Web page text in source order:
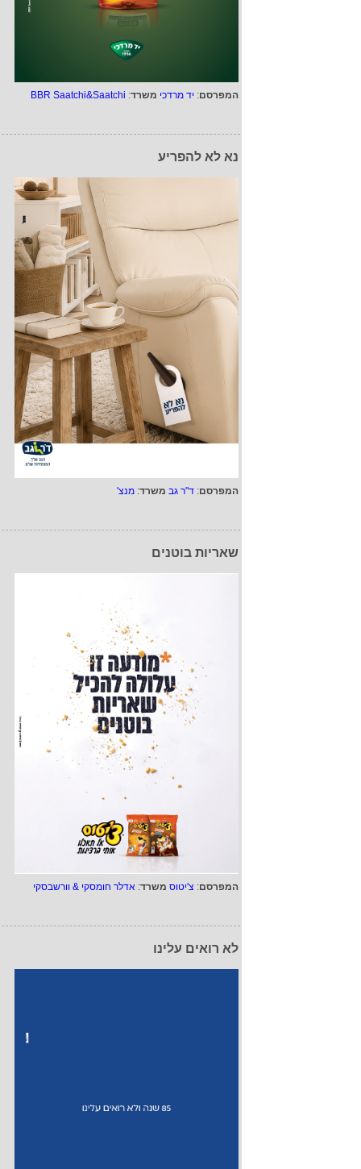
המפרסם: יד מרדכי משרד:
BBR Saatchi&Saatchi
נא לא להפריע
המפרסם: ד"ר גב משרד: מנצ'
שאריות בוטנים
המפרסם: צ'יטוס משרד: אדלר חומסקי & וורשבסקי
לא רואים עלינו